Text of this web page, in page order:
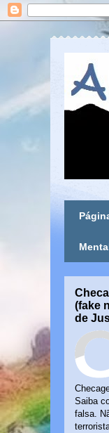
(fake
de
Saiba
falsa.